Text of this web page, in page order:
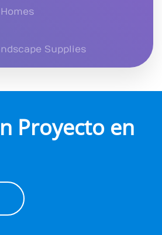
Supplies
Proyecto en